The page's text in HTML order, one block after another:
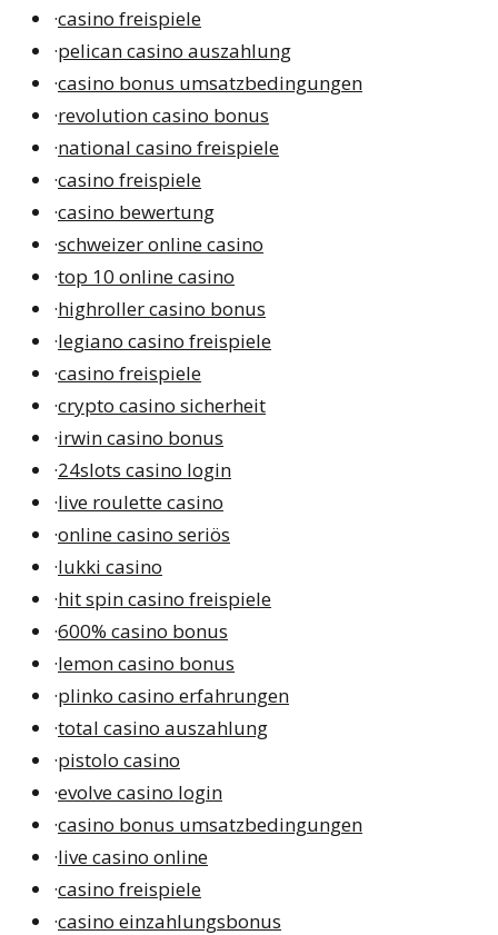
·casino freispiele
·pelican casino auszahlung
·casino bonus umsatzbedingungen
·revolution casino bonus
·national casino freispiele
·casino freispiele
·casino bewertung
·schweizer online casino
·top 10 online casino
·highroller casino bonus
·legiano casino freispiele
·casino freispiele
·crypto casino sicherheit
·irwin casino bonus
·24slots casino login
·live roulette casino
·online casino seriös
·lukki casino
·hit spin casino freispiele
·600% casino bonus
·lemon casino bonus
·plinko casino erfahrungen
·total casino auszahlung
·pistolo casino
·evolve casino login
·casino bonus umsatzbedingungen
·live casino online
·casino freispiele
·casino einzahlungsbonus